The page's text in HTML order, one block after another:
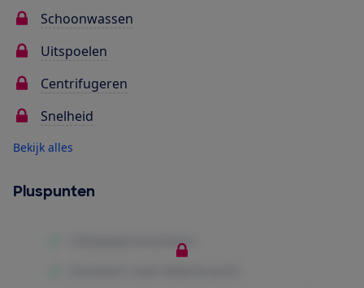
Schoonwassen
Uitspoelen
Centrifugeren
Snelheid
Bekijk alles
Pluspunten